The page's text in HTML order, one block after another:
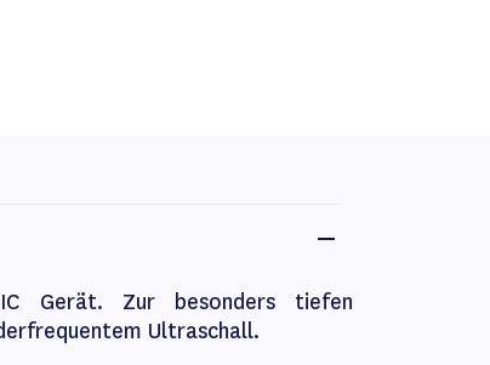
Gerät. Zur besonders tiefen
Ultraschall.